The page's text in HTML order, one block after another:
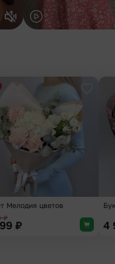
в избранное
Мелодия цветов
₽
₽ 4